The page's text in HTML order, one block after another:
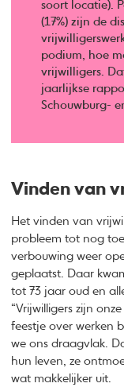
soort locatie).
(17%) zijn de
podium, hoe
vrijwilligers.
jaarlijkse
Schouwburg-
Vinden van
Het vinden van
probleem tot nog
verbouwing weer
geplaatst. Daar
tot 73 jaar oud en
“Vrijwilligers zijn
feestje over werken
we ons draagvlak.
hun leven, ze
wat makkelijker uit.